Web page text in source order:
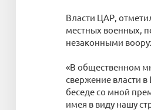
Власти ЦАР,
местных военных,
незаконными
«В общественном
свержение власти
беседе со мной
имея в виду нашу